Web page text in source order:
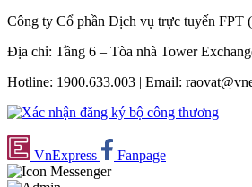
Công ty Cổ phần Dịch vụ trực tuyến FPT
Địa chỉ: Tầng 6 – Tòa nhà Tower
Hotline: 1900.633.003 | Email:
VnExpress Fanpage